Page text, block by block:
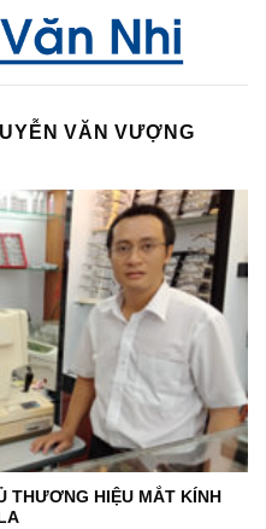
VĂN VƯỢNG
THƯƠNG HIỆU MẮT KÍNH